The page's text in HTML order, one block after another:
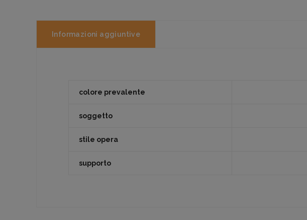
Informazioni aggiuntive
colore prevalente
soggetto
stile opera
supporto